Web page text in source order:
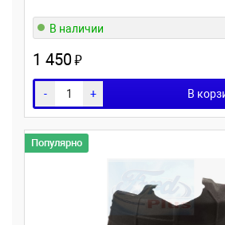
В наличии
1 450₽
- + В
Популярно